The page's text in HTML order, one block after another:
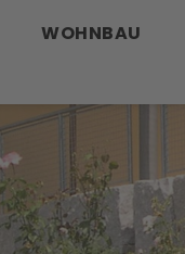
WOHNBAU